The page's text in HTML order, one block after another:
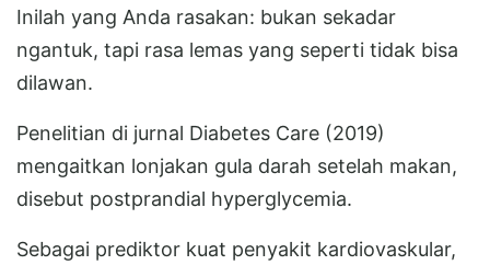
Inilah yang Anda rasakan: bukan sekadar
ngantuk, tapi rasa lemas yang seperti tidak bisa
dilawan.
Penelitian di jurnal Diabetes Care (2019)
mengaitkan lonjakan gula darah setelah makan,
disebut postprandial hyperglycemia.
Sebagai prediktor kuat penyakit kardiovaskular,